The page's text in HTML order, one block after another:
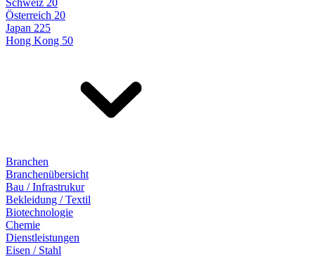
Schweiz 20
Österreich 20
Japan 225
Hong Kong 50
Branchen
Branchenübersicht
Bau / Infrastrukur
Bekleidung / Textil
Biotechnologie
Chemie
Dienstleistungen
Eisen / Stahl